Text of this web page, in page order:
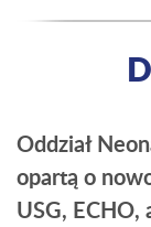
Oddział
opartą o
USG, ECHO,